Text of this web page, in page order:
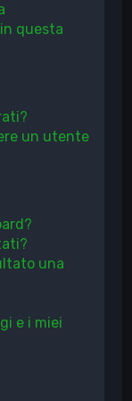
questa
un utente
una
e i miei